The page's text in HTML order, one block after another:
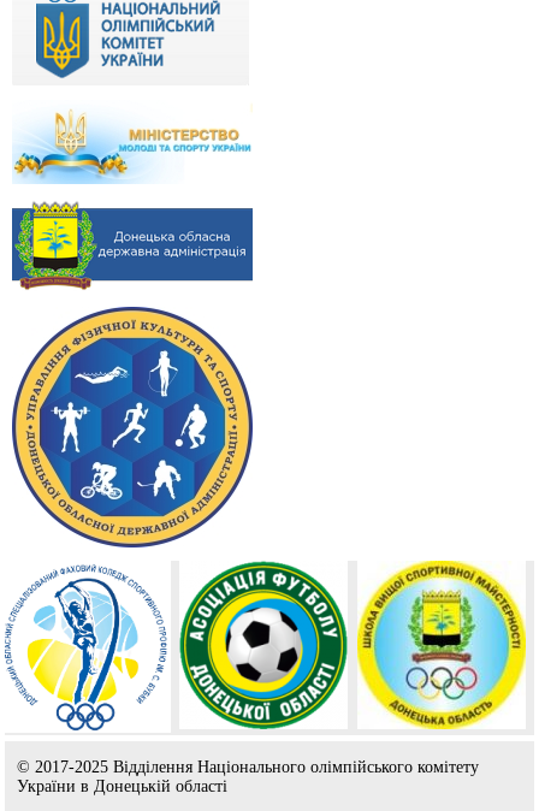
© 2017-2025 Відділення Національного олімпійського комітету
України в Донецькій області